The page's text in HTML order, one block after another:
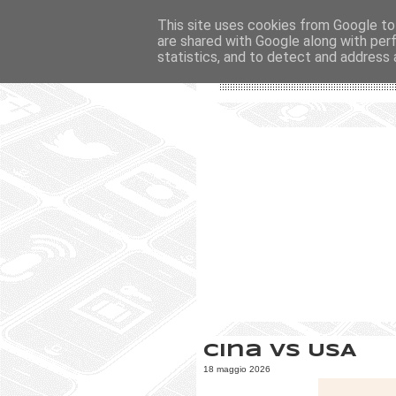
Cina vs USA
18 maggio 2026
This site uses cookies from Google
are shared with Google along with
statistics, and to detect and address